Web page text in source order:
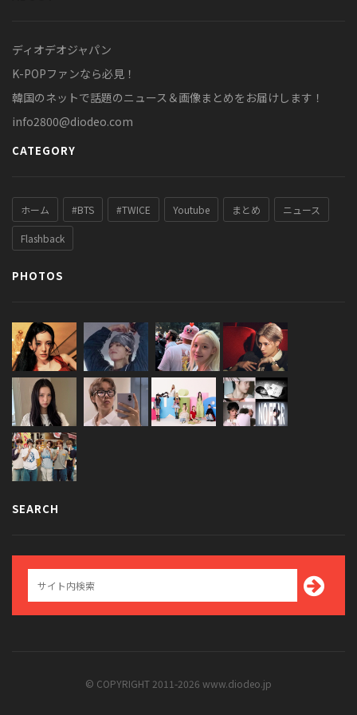
ディオデオジャパン
K-POPファンなら必見！
韓国のネットで話題のニュース＆画像まとめをお届けします！
info2800@diodeo.com
CATEGORY
ホーム #BTS #TWICE Youtube まとめ ニュース
Flashback
PHOTOS
SEARCH
© COPYRIGHT 2011-2026 www.diodeo.jp